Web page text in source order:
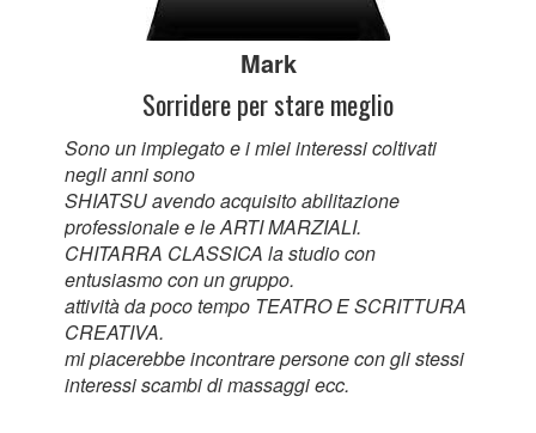
Mark
Sorridere per stare meglio
Sono un impiegato e i miei interessi coltivati
negli anni sono
SHIATSU avendo acquisito abilitazione
professionale e le ARTI MARZIALI.
CHITARRA CLASSICA la studio con
entusiasmo con un gruppo.
attività da poco tempo TEATRO E SCRITTURA
CREATIVA.
mi piacerebbe incontrare persone con gli stessi
interessi scambi di massaggi ecc.